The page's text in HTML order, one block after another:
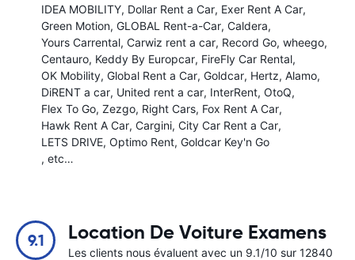
IDEA MOBILITY Dollar Rent a Car Exer Rent A Car
Green Motion GLOBAL Rent-a-Car Caldera
Yours Carrental Carwiz rent a car Record Go wheego
Centauro Keddy By Europcar FireFly Car Rental
OK Mobility Global Rent a Car Goldcar Hertz Alamo
DiRENT a car United rent a car InterRent OtoQ
Flex To Go Zezgo Right Cars Fox Rent A Car
Hawk Rent A Car Cargini City Car Rent a Car
LETS DRIVE Optimo Rent Goldcar Key'n Go
, etc…
9.1 Location De Voiture Examens
Les clients nous évaluent avec un 9.1/10 sur 12840